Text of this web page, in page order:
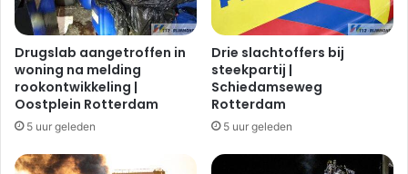
Drugslab aangetroffen in
woning na melding
rookontwikkeling |
Oostplein Rotterdam
5 uur geleden
Drie slachtoffers bij
steekpartij |
Schiedamseweg
Rotterdam
5 uur geleden